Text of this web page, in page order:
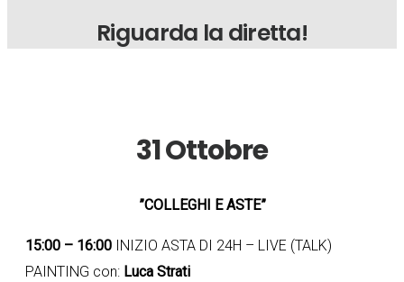
Riguarda la diretta!
31 Ottobre
”COLLEGHI E ASTE”
15:00 – 16:00 INIZIO ASTA DI 24H – LIVE (TALK)
PAINTING con: Luca Strati